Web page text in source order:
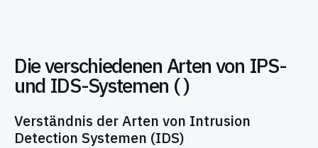
Die verschiedenen Arten von IPS-
und IDS-Systemen ()
Verständnis der Arten von Intrusion
Detection Systemen (IDS)